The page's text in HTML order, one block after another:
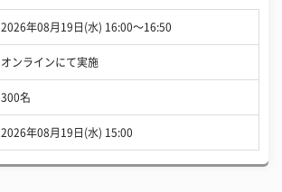
2026年08月19日(水) 16:00〜16:50
オンラインにて実施
300名
2026年08月19日(水) 15:00